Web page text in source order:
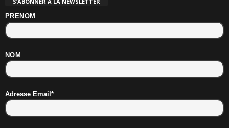
PRENOM
NOM
Adresse Email*